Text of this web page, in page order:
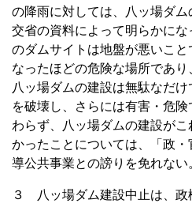
の降雨に対しては、八ッ場ダ
交省の資料によって明らかに
のダムサイトは地盤が悪いこ
なったほどの危険な場所であり
八ッ場ダムの建設は無駄なだ
を破壊し、さらには有害・危
わらず、八ッ場ダムの建設が
かったことについては、「政
導公共事業との謗りを免れない
３ 八ッ場ダム建設中止は、政